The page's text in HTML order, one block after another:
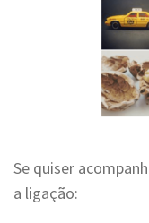
Se quiser
a ligação: